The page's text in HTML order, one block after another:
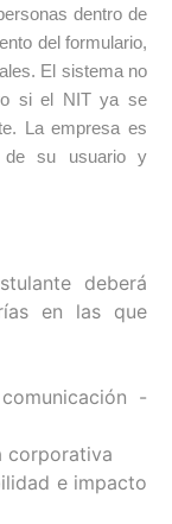
dentro de
del formulario,
El sistema no
si el NIT ya se
La empresa es
de su usuario y
deberá
en las que
-
corporativa
e impacto